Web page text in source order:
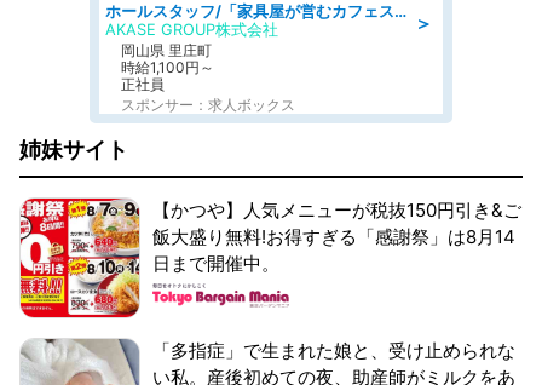
＞
ホールスタッフ/「家具屋が営むカフェスタッフ!」週2日～OK!嬉しいまかない付き/岡山県/浅口郡里庄町
AKASE GROUP株式会社
岡山県 里庄町
時給1,100円～
正社員
スポンサー：求人ボックス
姉妹サイト
【かつや】人気メニューが税抜150円引き&ご
飯大盛り無料!お得すぎる「感謝祭」は8月14
日まで開催中。
「多指症」で生まれた娘と、受け止められな
い私。産後初めての夜、助産師がミルクをあ